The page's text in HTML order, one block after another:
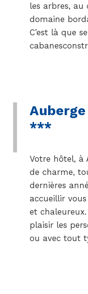
les arbres, au
domaine
C’est là que
***
Votre hôtel, à
de charme,
dernières
accueillir
et
plaisir les
ou avec tout